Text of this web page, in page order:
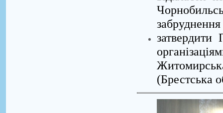
затвердити
(Брестська